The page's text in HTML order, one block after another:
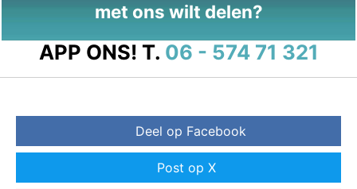
met ons wilt delen?
APP ONS! T. 06 - 574 71 321
Deel op Facebook
Post op X